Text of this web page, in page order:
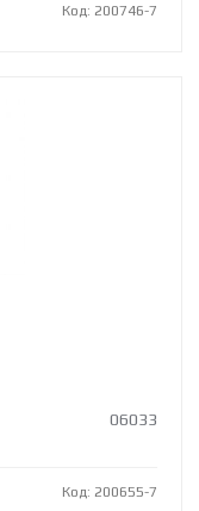
Код: 200746-7
06033
Код: 200655-7